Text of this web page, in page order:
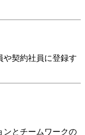
や契約社員に登録す
ンとチームワークの